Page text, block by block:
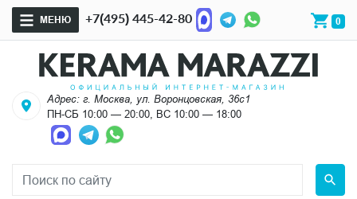
МЕНЮ +7(495) 445-42-80 0
Адрес: г. Москва, ул. Воронцовская, 36с1
ПН-СБ 10:00 — 20:00, ВС 10:00 — 18:00